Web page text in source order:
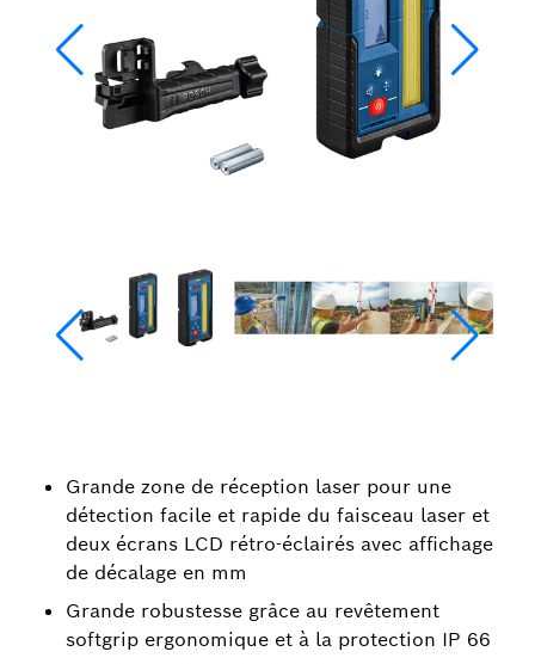
Grande zone de réception laser pour une
détection facile et rapide du faisceau laser et
deux écrans LCD rétro-éclairés avec affichage
de décalage en mm
Grande robustesse grâce au revêtement
softgrip ergonomique et à la protection IP 66